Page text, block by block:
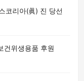
코리아(眞) 진 당선
건위생용품 후원